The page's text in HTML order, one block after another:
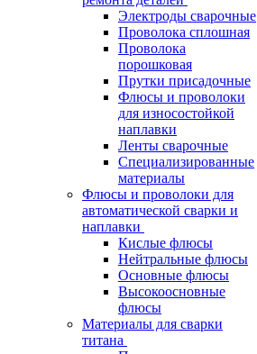
Электроды сварочные
Проволока сплошная
Проволока
порошковая
Прутки присадочные
Флюсы и проволоки
для износостойкой
наплавки
Ленты сварочные
Специализированные
материалы
Флюсы и проволоки для
автоматической сварки и
наплавки
Кислые флюсы
Нейтральные флюсы
Основные флюсы
Высокоосновные
флюсы
Материалы для сварки
титана